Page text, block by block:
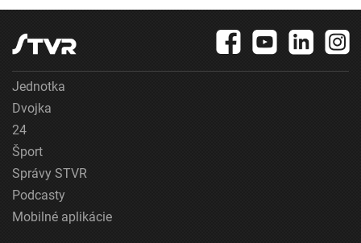
Jednotka
Dvojka
24
Šport
Správy STVR
Podcasty
Mobilné aplikácie